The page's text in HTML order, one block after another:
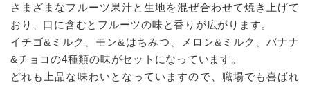
さまざまなフルーツ果汁と生地を混ぜ合わせて焼き上げて
おり、口に含むとフルーツの味と香りが広がります。
イチゴ&ミルク、モン&はちみつ、メロン&ミルク、バナナ
&チョコの4種類の味がセットになっています。
どれも上品な味わいとなっていますので、職場でも喜ばれ